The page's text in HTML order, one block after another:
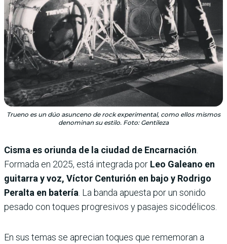
Trueno es un dúo asunceno de rock experimental, como ellos mismos
denominan su estilo. Foto: Gentileza
Cisma es oriunda de la ciudad de Encarnación
Formada en 2025, está integrada por Leo Galeano en
guitarra y voz, Víctor Centurión en bajo y Rodrigo
Peralta en batería . La banda apuesta por un sonido
pesado con toques progresivos y pasajes sicodélicos.
En sus temas se aprecian toques que rememoran a